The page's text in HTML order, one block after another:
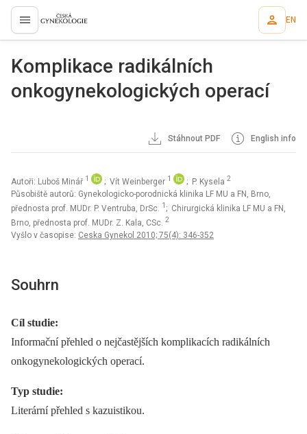
proLékaře.cz EN
Komplikace radikálních
onkogynekologických operací
Stáhnout PDF English info
Autoři: Luboš Minář 1 ; Vít Weinberger 1 ; P. Kysela 2
Působiště autorů: Gynekologicko-porodnická klinika LF MU a FN, Brno,
přednosta prof. MUDr. P. Ventruba, DrSc. 1 ; Chirurgická klinika LF MU a FN,
Brno, přednosta prof. MUDr. Z. Kala, CSc. 2
Vyšlo v časopise: Ceska Gynekol 2010; 75(4): 346-352
Souhrn
Cíl studie:
Informační přehled o nejčastějších komplikacích radikálních
onkogynekologických operací.
Typ studie:
Literární přehled s kazuistikou.